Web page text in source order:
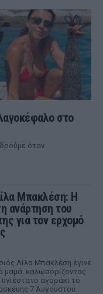
στο
όταν
Μπακλέση: Η
ανάρτηση του
για τον ερχομό
Λίλα Μπακλέση έγινε
μαμά, καλωσορίζοντας
αγοράκι το
7 Αυγούστου.